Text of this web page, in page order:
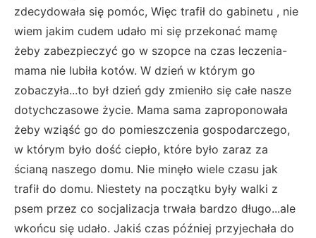
zdecydowała się pomóc, Więc trafił do gabinetu , nie
wiem jakim cudem udało mi się przekonać mamę
żeby zabezpieczyć go w szopce na czas leczenia-
mama nie lubiła kotów. W dzień w którym go
zobaczyła...to był dzień gdy zmieniło się całe nasze
dotychczasowe życie. Mama sama zaproponowała
żeby wziąść go do pomieszczenia gospodarczego,
w którym było dość ciepło, które było zaraz za
ścianą naszego domu. Nie minęło wiele czasu jak
trafił do domu. Niestety na początku były walki z
psem przez co socjalizacja trwała bardzo długo...ale
wkońcu się udało. Jakiś czas później przyjechała do